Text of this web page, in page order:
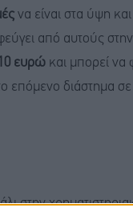
να είναι στα ύψη
από αυτούς
ευρώ και μπορεί να
επόμενο διάστημα
στην